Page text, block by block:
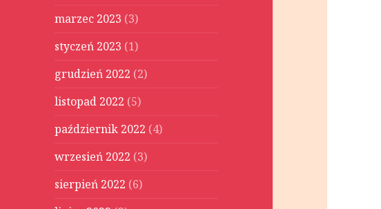
marzec 2023 (3)
styczeń 2023 (1)
grudzień 2022 (2)
listopad 2022 (5)
październik 2022 (4)
wrzesień 2022 (3)
sierpień 2022 (6)